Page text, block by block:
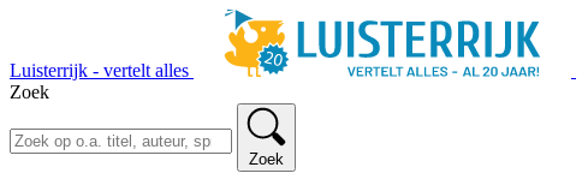
Luisterrijk - vertelt alles
Zoek
Zoek